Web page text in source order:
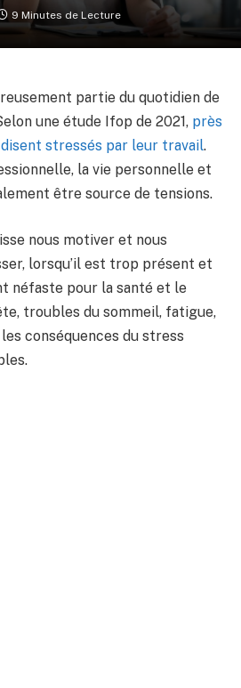
9 Minutes de Lecture
partie du quotidien de
une étude Ifop de 2021, près
stressés par leur travail.
la vie personnelle et
être source de tensions.
nous motiver et nous
lorsqu’il est trop présent et
néfaste pour la santé et le
troubles du sommeil, fatigue,
conséquences du stress